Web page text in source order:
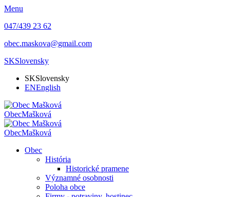
Menu
047/439 23 62
obec.maskova@gmail.com
SKSlovensky
SKSlovensky
ENEnglish
ObecMašková
ObecMašková
Obec
História
Historické pramene
Významné osobnosti
Poloha obce